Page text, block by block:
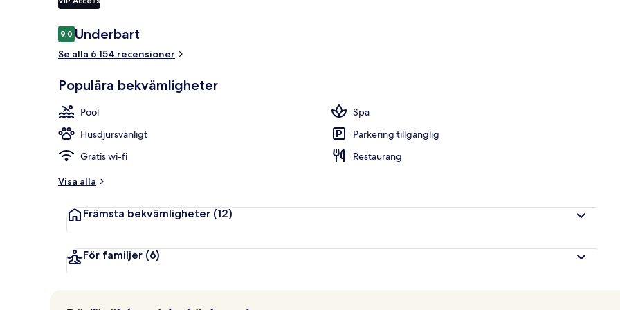
Recensioner
9,09,0 av 10,
Underbart
Se alla 6 154 recensioner
Populära bekvämligheter
Pool
Spa
Husdjursvänligt
Parkering tillgänglig
Gratis wi-fi
Restaurang
Visa alla
Främsta bekvämligheter (12)
För familjer (6)